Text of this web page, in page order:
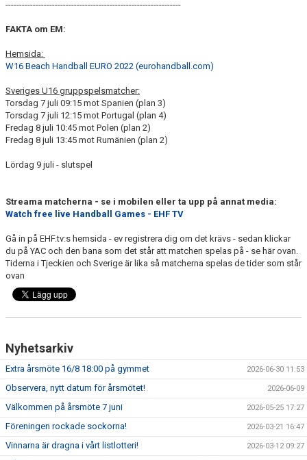
----------------------------------------------------------------
FAKTA om EM:
Hemsida:
W16 Beach Handball EURO 2022 (eurohandball.com)
Sveriges U16 gruppspelsmatcher:
Torsdag 7 juli 09:15 mot Spanien (plan 3)
Torsdag 7 juli 12:15 mot Portugal (plan 4)
Fredag 8 juli 10:45 mot Polen (plan 2)
Fredag 8 juli 13:45 mot Rumänien (plan 2)
Lördag 9 juli - slutspel
Streama matcherna - se i mobilen eller ta upp på annat media:
Watch free live Handball Games - EHF TV
Gå in på EHF.tv:s hemsida - ev registrera dig om det krävs - sedan klickar
du på YAC och den bana som det står att matchen spelas på - se här ovan.
Tiderna i Tjeckien och Sverige är lika så matcherna spelas de tider som står
ovan
Nyhetsarkiv
Extra årsmöte 16/8 18:00 på gymmet 2026-06-30 11:53
Observera, nytt datum för årsmötet! 2026-06-09
Välkommen på årsmöte 7 juni 2026-05-25 17:27
Föreningen rockade sockorna! 2026-03-21 16:47
Vinnarna är dragna i vårt listlotteri! 2026-03-12 09:27